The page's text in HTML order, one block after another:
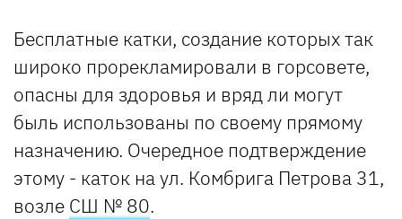
Бесплатные катки, создание которых так
широко прорекламировали в горсовете,
опасны для здоровья и вряд ли могут
быль использованы по своему прямому
назначению. Очередное подтверждение
этому - каток на ул. Комбрига Петрова 31,
возле СШ № 80.